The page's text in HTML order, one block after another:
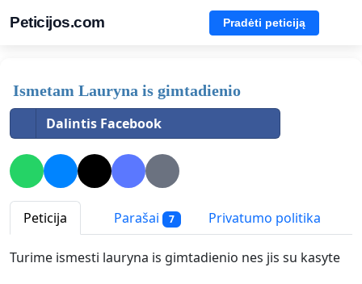
Peticijos.com Pradėti peticiją
Ismetam Lauryna is gimtadienio
Dalintis Facebook
Peticija Parašai 7 Privatumo politika
Turime ismesti lauryna is gimtadienio nes jis su kasyte